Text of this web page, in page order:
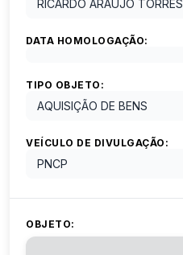
RICARDO ARAUJO TORRES
DATA HOMOLOGAÇÃO:
TIPO OBJETO:
AQUISIÇÃO DE BENS
VEÍCULO DE DIVULGAÇÃO:
PNCP
OBJETO: